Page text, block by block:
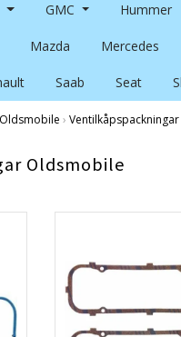
GMC Hummer
Mazda Mercedes
Saab Seat
›
Oldsmobile